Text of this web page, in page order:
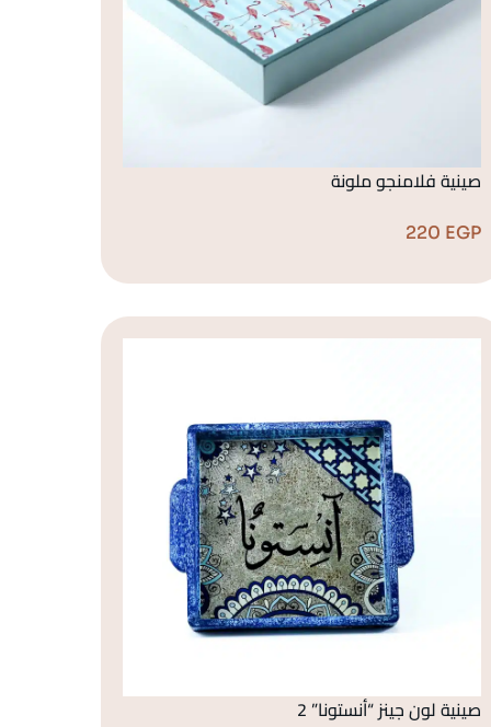
صينية فلامنجو ملونة
220 EGP
صينية لون جينز “أنستونا” 2